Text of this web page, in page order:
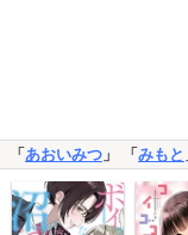
「あおいみつ 」 「みもと